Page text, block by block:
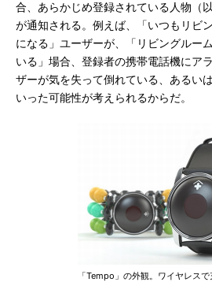
合、あらかじめ登録されている人物（
が通知される。例えば、「いつもリビ
になる」ユーザーが、「リビングルー
いる」場合、登録者の携帯電話機にア
ザーが気を失って倒れている、あるい
いった可能性が考えられるからだ。
「Tempo」の外観。ワイヤレス